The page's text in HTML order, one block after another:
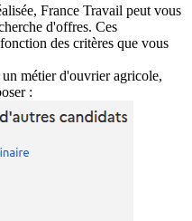
France Travail peut vous
d'offres. Ces
des critères que vous
métier d'ouvrier agricole,
: